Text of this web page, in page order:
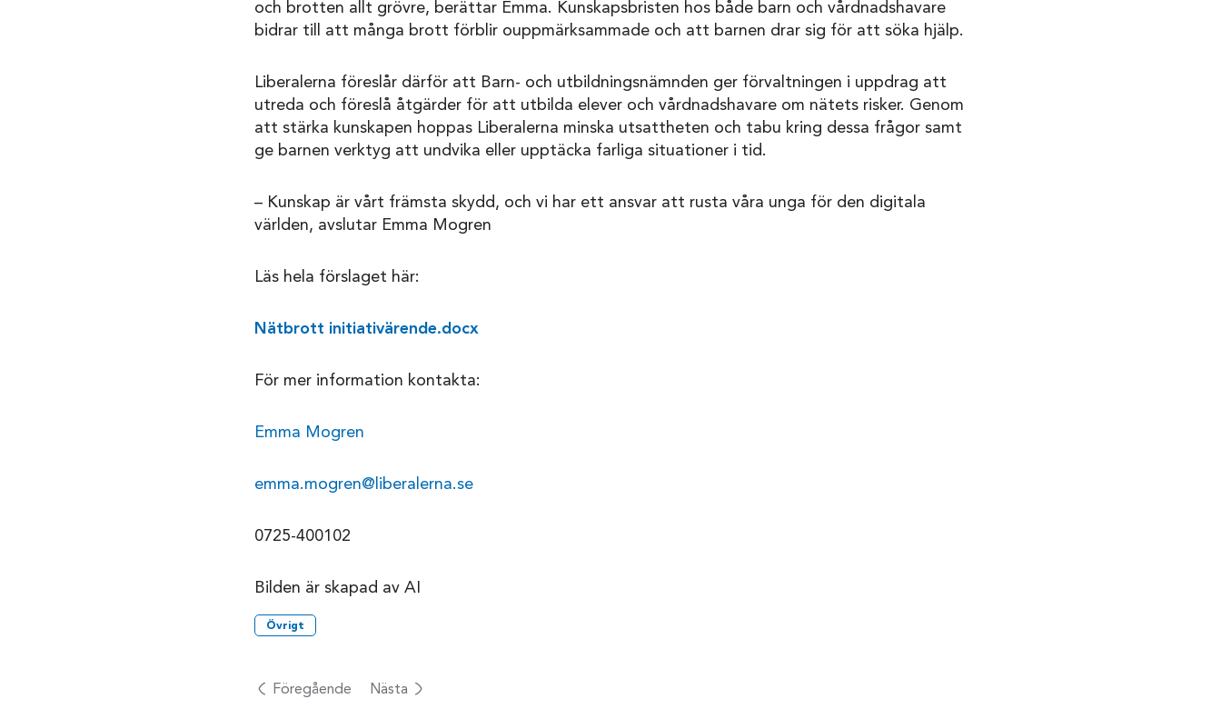
och brotten allt grövre, berättar Emma. Kunskapsbristen hos både barn och vårdnadshavare
bidrar till att många brott förblir ouppmärksammade och att barnen drar sig för att söka hjälp.
Liberalerna föreslår därför att Barn- och utbildningsnämnden ger förvaltningen i uppdrag att
utreda och föreslå åtgärder för att utbilda elever och vårdnadshavare om nätets risker. Genom
att stärka kunskapen hoppas Liberalerna minska utsattheten och tabu kring dessa frågor samt
ge barnen verktyg att undvika eller upptäcka farliga situationer i tid.
– Kunskap är vårt främsta skydd, och vi har ett ansvar att rusta våra unga för den digitala
världen, avslutar Emma Mogren
Läs hela förslaget här:
Nätbrott initiativärende.docx
För mer information kontakta:
Emma Mogren
emma.mogren@liberalerna.se
0725-400102
Bilden är skapad av AI
Övrigt
Föregående Nästa